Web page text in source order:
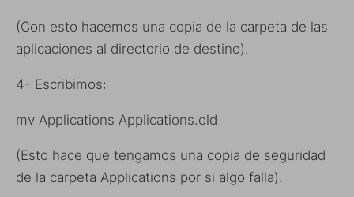
(Con esto hacemos una copia de la carpeta de las
aplicaciones al directorio de destino).
4- Escribimos:
mv Applications Applications.old
(Esto hace que tengamos una copia de seguridad
de la carpeta Applications por si algo falla).